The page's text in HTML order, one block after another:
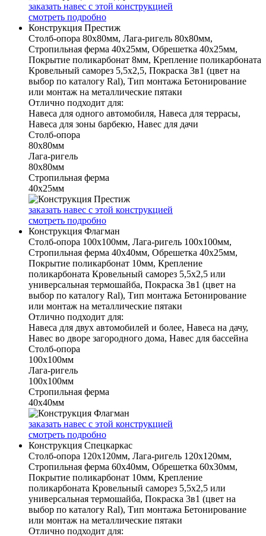
заказать навес с этой конструкцией
смотреть подробно
Конструкция Престиж
Столб-опора 80х80мм, Лага-ригель 80х80мм,
Стропильная ферма 40х25мм, Обрешетка 40х25мм,
Покрытие поликарбонат 8мм, Крепление поликарбоната
Кровельный саморез 5,5х2,5, Покраска 3в1 (цвет на
выбор по каталогу Ral), Тип монтажа Бетонирование
или монтаж на металлические пятаки
Отлично подходит для:
Навеса для одного автомобиля, Навеса для террасы,
Навеса для зоны барбекю, Навес для дачи
Столб-опора
80х80мм
Лага-ригель
80х80мм
Стропильная ферма
40х25мм
заказать навес с этой конструкцией
смотреть подробно
Конструкция Флагман
Столб-опора 100х100мм, Лага-ригель 100х100мм,
Стропильная ферма 40х40мм, Обрешетка 40х25мм,
Покрытие поликарбонат 10мм, Крепление
поликарбоната Кровельный саморез 5,5х2,5 или
универсальная термошайба, Покраска 3в1 (цвет на
выбор по каталогу Ral), Тип монтажа Бетонирование
или монтаж на металлические пятаки
Отлично подходит для:
Навеса для двух автомобилей и более, Навеса на дачу,
Навес во дворе загородного дома, Навес для бассейна
Столб-опора
100х100мм
Лага-ригель
100х100мм
Стропильная ферма
40х40мм
заказать навес с этой конструкцией
смотреть подробно
Конструкция Спецкаркас
Столб-опора 120х120мм, Лага-ригель 120х120мм,
Стропильная ферма 60х40мм, Обрешетка 60х30мм,
Покрытие поликарбонат 10мм, Крепление
поликарбоната Кровельный саморез 5,5х2,5 или
универсальная термошайба, Покраска 3в1 (цвет на
выбор по каталогу Ral), Тип монтажа Бетонирование
или монтаж на металлические пятаки
Отлично подходит для: